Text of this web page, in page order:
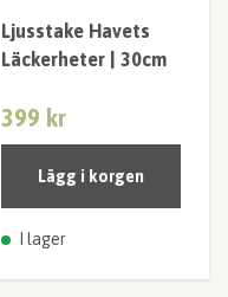
Ljusstake Havets
Läckerheter | 30cm
399 kr
Lägg i korgen
I lager